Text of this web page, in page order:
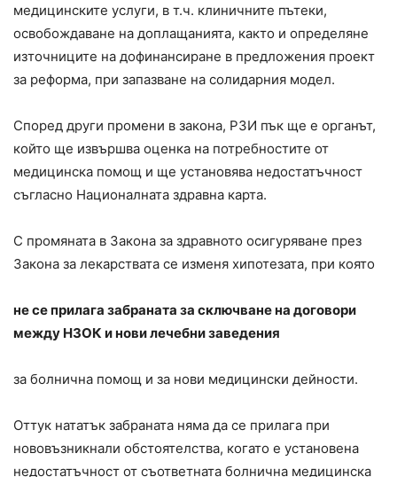
медицинските услуги, в т.ч. клиничните пътеки,
освобождаване на доплащанията, както и определяне
източниците на дофинансиране в предложения проект
за реформа, при запазване на солидарния модел.
Според други промени в закона, РЗИ пък ще е органът,
който ще извършва оценка на потребностите от
медицинска помощ и ще установява недостатъчност
съгласно Националната здравна карта.
С промяната в Закона за здравното осигуряване през
Закона за лекарствата се изменя хипотезата, при която
не се прилага забраната за сключване на договори
между НЗОК и нови лечебни заведения
за болнична помощ и за нови медицински дейности.
Оттук нататък забраната няма да се прилага при
нововъзникнали обстоятелства, когато е установена
недостатъчност от съответната болнична медицинска